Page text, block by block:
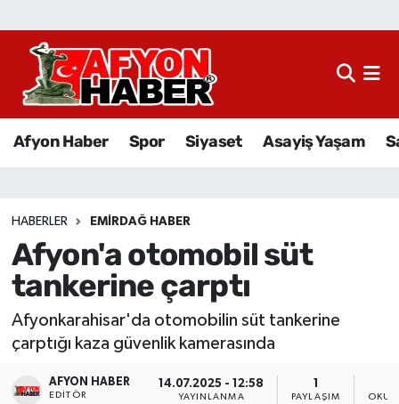
Afyon Haber Spor Siyaset Asayiş Yaşam
HABERLER EMIRDAĞ HABER
Afyon'a otomobil süt
tankerine çarptı
Afyonkarahisar'da otomobilin süt tankerine
çarptığı kaza güvenlik kamerasında
AFYON HABER
EDITÖR
14.07.2025 - 12:58
YAYINLANMA PAYLAŞIM
Afyon Haber
Sağlık
Eğitim
Sivil Toplum
Ekonomi